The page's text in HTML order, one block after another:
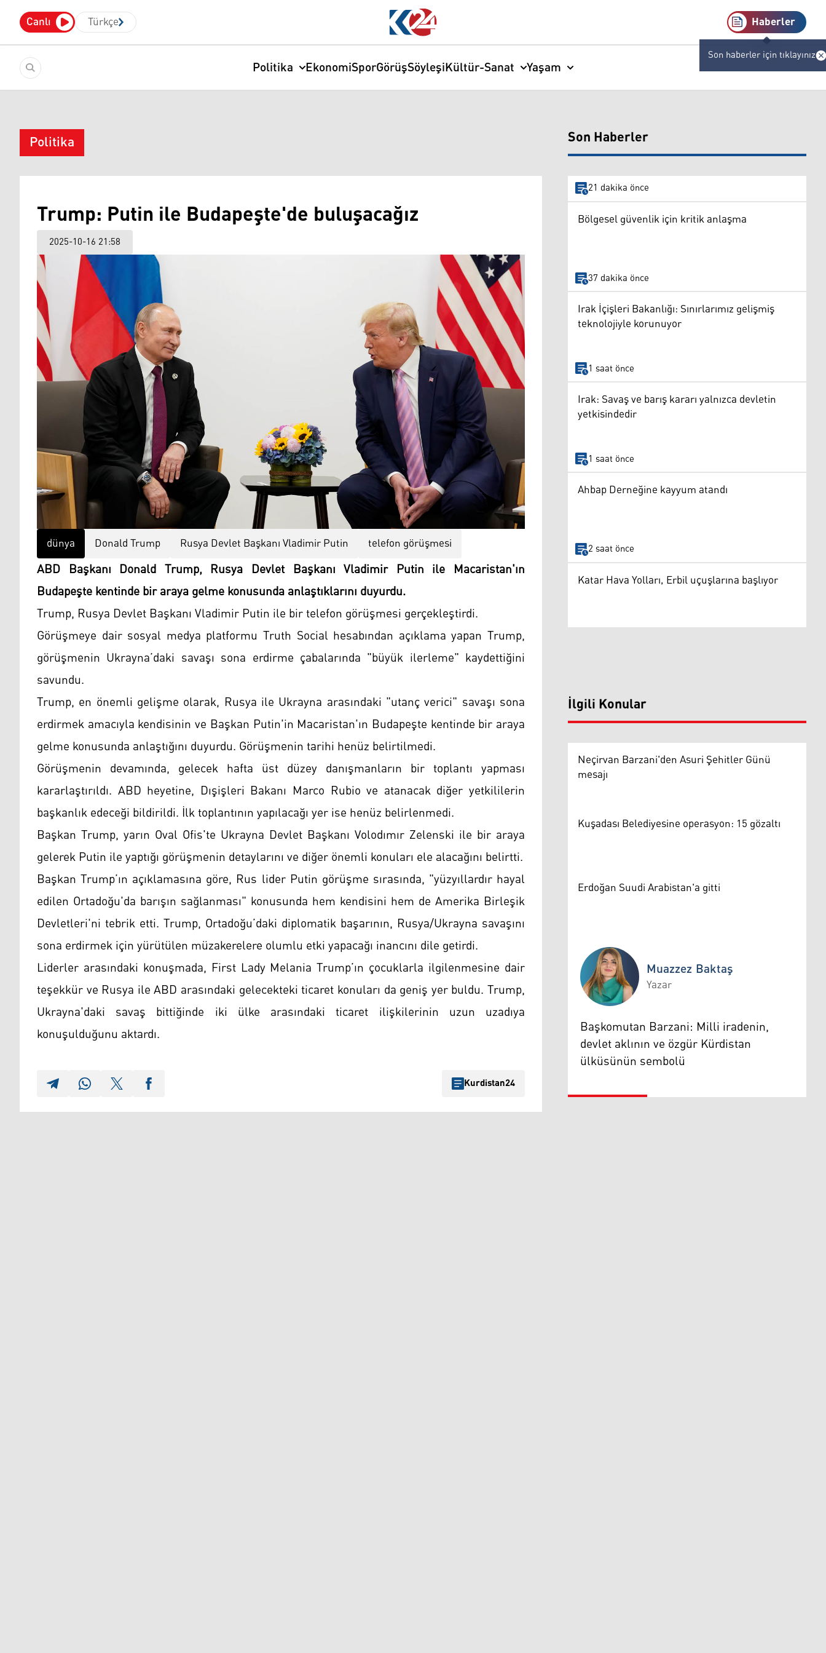
Canlı Türkçe Haberler
Son haberler için tıklayınız
Politika EkonomiSporGörüşSöyleşiKültür-Sanat Yaşam
Politika
Trump: Putin ile Budapeşte'de buluşacağız
2025-10-16 21:58
dünya Donald Trump Rusya Devlet Başkanı Vladimir Putin telefon görüşmesi
ABD Başkanı Donald Trump, Rusya Devlet Başkanı Vladimir Putin ile Macaristan'ın
Budapeşte kentinde bir araya gelme konusunda anlaştıklarını duyurdu.
Trump, Rusya Devlet Başkanı Vladimir Putin ile bir telefon görüşmesi gerçekleştirdi.
Görüşmeye dair sosyal medya platformu Truth Social hesabından açıklama yapan Trump,
görüşmenin Ukrayna’daki savaşı sona erdirme çabalarında "büyük ilerleme" kaydettiğini
savundu.
Trump, en önemli gelişme olarak, Rusya ile Ukrayna arasındaki "utanç verici" savaşı sona
erdirmek amacıyla kendisinin ve Başkan Putin'in Macaristan'ın Budapeşte kentinde bir araya
gelme konusunda anlaştığını duyurdu. Görüşmenin tarihi henüz belirtilmedi.
Görüşmenin devamında, gelecek hafta üst düzey danışmanların bir toplantı yapması
kararlaştırıldı. ABD heyetine, Dışişleri Bakanı Marco Rubio ve atanacak diğer yetkililerin
başkanlık edeceği bildirildi. İlk toplantının yapılacağı yer ise henüz belirlenmedi.
Başkan Trump, yarın Oval Ofis'te Ukrayna Devlet Başkanı Volodımır Zelenski ile bir araya
gelerek Putin ile yaptığı görüşmenin detaylarını ve diğer önemli konuları ele alacağını belirtti.
Başkan Trump’ın açıklamasına göre, Rus lider Putin görüşme sırasında, "yüzyıllardır hayal
edilen Ortadoğu'da barışın sağlanması" konusunda hem kendisini hem de Amerika Birleşik
Devletleri'ni tebrik etti. Trump, Ortadoğu’daki diplomatik başarının, Rusya/Ukrayna savaşını
sona erdirmek için yürütülen müzakerelere olumlu etki yapacağı inancını dile getirdi.
Liderler arasındaki konuşmada, First Lady Melania Trump’ın çocuklarla ilgilenmesine dair
teşekkür ve Rusya ile ABD arasındaki gelecekteki ticaret konuları da geniş yer buldu. Trump,
Ukrayna'daki savaş bittiğinde iki ülke arasındaki ticaret ilişkilerinin uzun uzadıya
konuşulduğunu aktardı.
Kurdistan24
Son Haberler
21 dakika önce
Bölgesel güvenlik için kritik anlaşma
37 dakika önce
Irak İçişleri Bakanlığı: Sınırlarımız gelişmiş
teknolojiyle korunuyor
1 saat önce
Irak: Savaş ve barış kararı yalnızca devletin
yetkisindedir
1 saat önce
Ahbap Derneğine kayyum atandı
2 saat önce
Katar Hava Yolları, Erbil uçuşlarına başlıyor
İlgili Konular
Neçirvan Barzani'den Asuri Şehitler Günü
mesajı
Kuşadası Belediyesine operasyon: 15 gözaltı
Erdoğan Suudi Arabistan'a gitti
Muazzez Baktaş
Muazzez Baktaş
Yazar
Başkomutan Barzani: Milli iradenin,
devlet aklının ve özgür Kürdistan
ülküsünün sembolü